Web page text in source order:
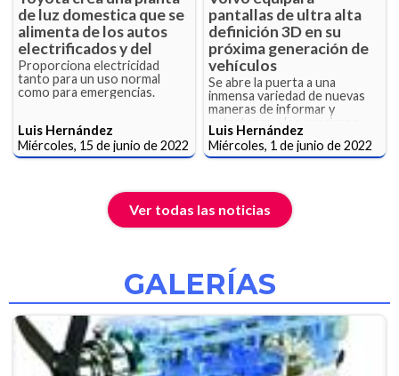
de luz domestica que se
alimenta de los autos
electrificados y del
Proporciona electricidad
tanto para un uso normal
como para emergencias.
Luis Hernández
Miércoles, 15 de junio de 2022
pantallas de ultra alta
definición 3D en su
próxima generación de
vehículos
Se abre la puerta a una
inmensa variedad de nuevas
maneras de informar y
entretener a los pasajeros.
Luis Hernández
Miércoles, 1 de junio de 2022
Ver todas las noticias
GALERÍAS